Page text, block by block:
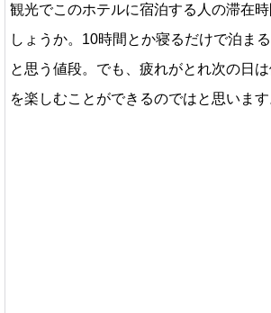
観光でこのホテルに宿泊する人の滞在
しょうか。10時間とか寝るだけで泊ま
と思う値段。でも、疲れがとれ次の日
を楽しむことができるのではと思います